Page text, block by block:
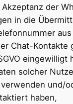
der
in die
Chat-Kontakte
eingewilligt
solcher
und/
haben,